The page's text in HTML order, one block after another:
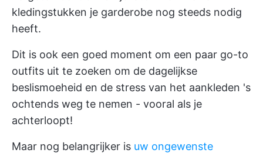
kledingstukken je garderobe nog steeds nodig
heeft.
Dit is ook een goed moment om een paar go-to
outfits uit te zoeken om de dagelijkse
beslismoeheid en de stress van het aankleden 's
ochtends weg te nemen - vooral als je
achterloopt!
Maar nog belangrijker is uw ongewenste